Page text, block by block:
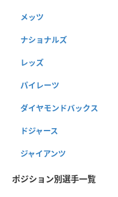
メッツ
ナショナルズ
レッズ
パイレーツ
ダイヤモンドバックス
ドジャース
ジャイアンツ
ポジション別選手一覧